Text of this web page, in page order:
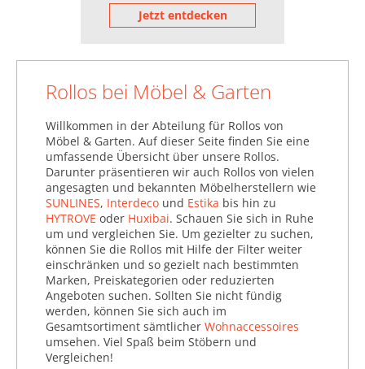
Pinnwände, Tafeln &
Magnettafeln (95.223)
Rollos (358.945)
Bohren (148.440)
Plissees (45.159)
Saisonale Dekorationsartikel
(1.187.576)
Schilder (62.273)
Schlüsselboards & -Boxen
(33.172)
Schmuckaufbewahrung
(8.158)
Setzkästen (699)
Spiegel (180.721)
Jetzt entdecken
Rollos bei Möbel & Garten
Willkommen in der Abteilung für Rollos von
Möbel & Garten. Auf dieser Seite finden Sie eine
umfassende Übersicht über unsere Rollos.
Darunter präsentieren wir auch Rollos von vielen
angesagten und bekannten Möbelherstellern wie
SUNLINES, Interdeco und Estika bis hin zu
HYTROVE oder Huxibai. Schauen Sie sich in Ruhe
um und vergleichen Sie. Um gezielter zu suchen,
können Sie die Rollos mit Hilfe der Filter weiter
einschränken und so gezielt nach bestimmten
Marken, Preiskategorien oder reduzierten
Angeboten suchen. Sollten Sie nicht fündig
werden, können Sie sich auch im
Gesamtsortiment sämtlicher Wohnaccessoires
umsehen. Viel Spaß beim Stöbern und
Vergleichen!